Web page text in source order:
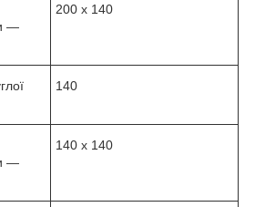
—
200 х 140
140
—
140 х 140